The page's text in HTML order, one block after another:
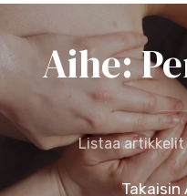
Aihe:
Listaa